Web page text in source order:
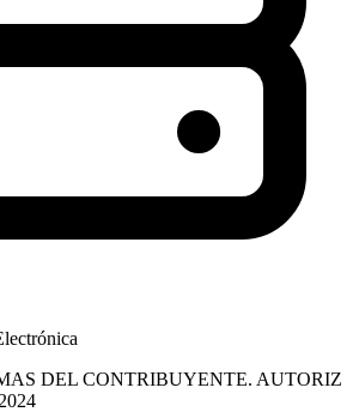
DEL CONTRIBUYENTE. AUTORIZ